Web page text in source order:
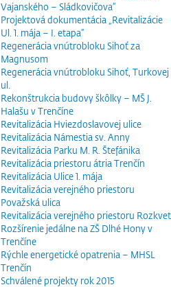
Vajanského – Sládkovičova“
Projektová dokumentácia „Revitalizácie
Ul. 1. mája – I. etapa“
Regenerácia vnútrobloku Sihoť za
Magnusom
Regenerácia vnútrobloku Sihoť, Turkovej
ul.
Rekonštrukcia budovy škôlky – MŠ J.
Halašu v Trenčíne
Revitalizácia Hviezdoslavovej ulice
Revitalizácia Námestia sv. Anny
Revitalizácia Parku M. R. Štefánika
Revitalizácia priestoru átria Trenčín
Revitalizácia Ulice 1. mája
Revitalizácia verejného priestoru
Považská ulica
Revitalizácia verejného priestoru Rozkvet
Rozšírenie jedálne na ZŠ Dlhé Hony v
Trenčíne
Rýchle energetické opatrenia – MHSL
Trenčín
Schválené projekty rok 2015